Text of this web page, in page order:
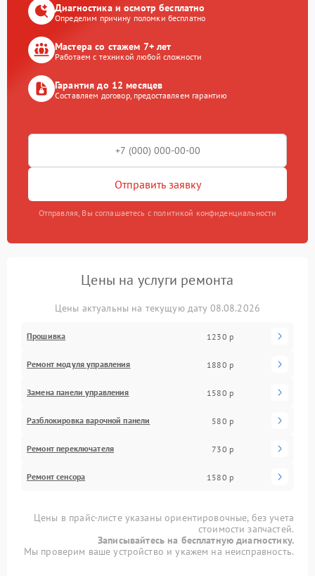
Диагностика и осмотр бесплатно
Определим причину поломки бесплатно
Мастера со стажем 7+ лет
Работаем с техникой любой сложности
Гарантия до 12 месяцев
Составляем договор, предоставляем гарантию
Отправить заявку
Отправляя, Вы соглашаетесь с политикой конфиденциальности
Цены на услуги ремонта
Цены актуальны на текущую дату 08.08.2026
Прошивка 1230 р
Ремонт модуля управления 1880 р
Замена панели управления 1580 р
Разблокировка варочной панели 580 р
Ремонт переключателя 730 р
Ремонт сенсора 1580 р
Цены в прайс-листе указаны ориентировочные, без учета
стоимости запчастей.
Записывайтесь на бесплатную диагностику.
Мы проверим ваше устройство и укажем на неисправность.